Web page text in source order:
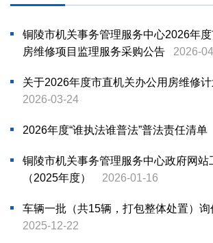
铜陵市机关事务管理服务中心2026年
房维修项目监理服务采购公告
2026-
关于2026年度市直机关办公用房维修
2026-03-24
2026年度“谁执法谁普法”普法责任清单
铜陵市机关事务管理服务中心政府网站
（2025年度）
2026-01-16
车辆一批（共15辆，打包整体处置）询
2025-12-22